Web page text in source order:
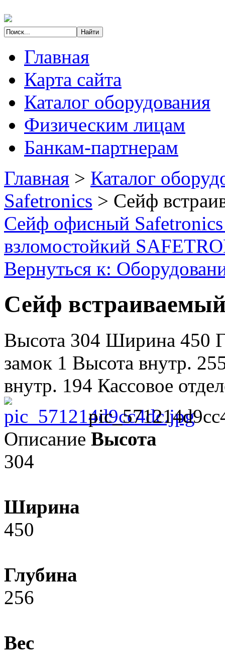
Главная
Карта сайта
Каталог оборудования
Физическим лицам
Банкам-партнерам
Главная > Каталог
Safetronics > Сейф
Сейф офисный
взломостойкий
Вернуться к:
Сейф
Высота 304 Ширина 450
замок 1 Высота внутр.
внутр. 194 Кассовое
Описание Высота
304
Ширина
450
Глубина
256
Вес